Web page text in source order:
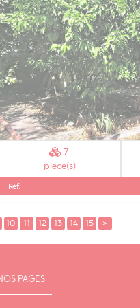
7
piece(s)
Réf.
10 11 12 13 14 15 >
PAGES